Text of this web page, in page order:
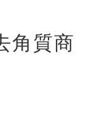
角質商